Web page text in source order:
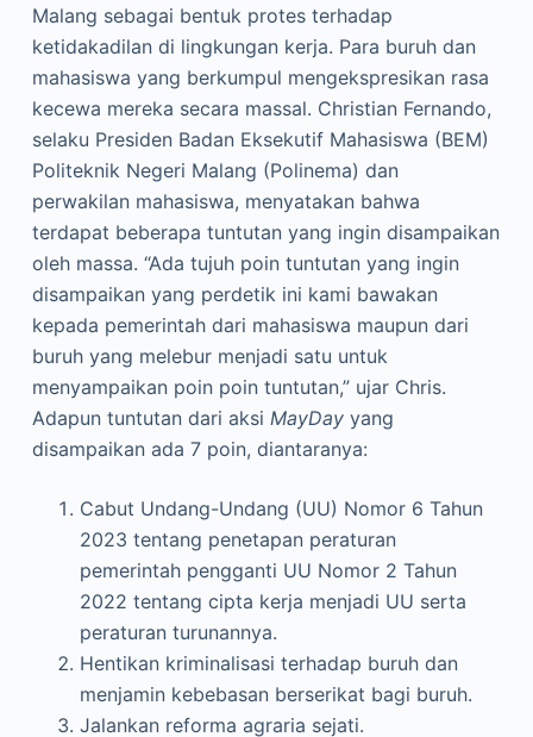
Malang sebagai bentuk protes terhadap
ketidakadilan di lingkungan kerja. Para buruh dan
mahasiswa yang berkumpul mengekspresikan rasa
kecewa mereka secara massal. Christian Fernando,
selaku Presiden Badan Eksekutif Mahasiswa (BEM)
Politeknik Negeri Malang (Polinema) dan
perwakilan mahasiswa, menyatakan bahwa
terdapat beberapa tuntutan yang ingin disampaikan
oleh massa. “Ada tujuh poin tuntutan yang ingin
disampaikan yang perdetik ini kami bawakan
kepada pemerintah dari mahasiswa maupun dari
buruh yang melebur menjadi satu untuk
menyampaikan poin poin tuntutan,” ujar Chris.
Adapun tuntutan dari aksi MayDayyang
disampaikan ada 7 poin, diantaranya:
Cabut Undang-Undang (UU) Nomor 6 Tahun
2023 tentang penetapan peraturan
pemerintah pengganti UU Nomor 2 Tahun
2022 tentang cipta kerja menjadi UU serta
peraturan turunannya.
Hentikan kriminalisasi terhadap buruh dan
menjamin kebebasan berserikat bagi buruh.
Jalankan reforma agraria sejati.